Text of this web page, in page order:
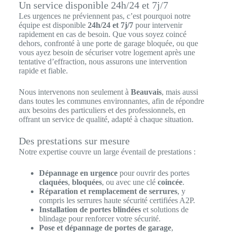
Un service disponible 24h/24 et 7j/7
Les urgences ne préviennent pas, c’est pourquoi notre
équipe est disponible 24h/24 et 7j/7pour intervenir
rapidement en cas de besoin. Que vous soyez coincé
dehors, confronté à une porte de garage bloquée, ou que
vous ayez besoin de sécuriser votre logement après une
tentative d’effraction, nous assurons une intervention
rapide et fiable.
Nous intervenons non seulement à Beauvais, mais aussi
dans toutes les communes environnantes, afin de répondre
aux besoins des particuliers et des professionnels, en
offrant un service de qualité, adapté à chaque situation.
Des prestations sur mesure
Notre expertise couvre un large éventail de prestations :
Dépannage en urgencepour ouvrir des portes
claquées, bloquées, ou avec une clé coincée.
Réparation et remplacement de serrures, y
compris les serrures haute sécurité certifiées A2P.
Installation de portes blindéeset solutions de
blindage pour renforcer votre sécurité.
Pose et dépannage de portes de garage,